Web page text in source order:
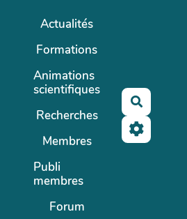
Actualités
Formations
Animations
scientifiques
Recherches
Membres
Publi
membres
Forum